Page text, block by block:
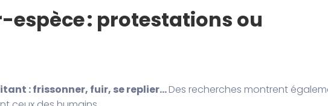
espèce : protestations ou
: frissonner, fuir, se replier…Des recherches montrent